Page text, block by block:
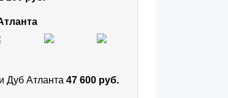
Дуб Атланта 47 600 руб.